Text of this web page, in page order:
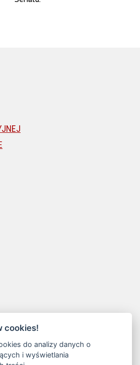
cookies!
do analizy danych o
i wyświetlania